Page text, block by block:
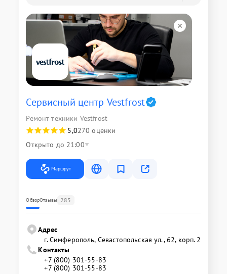
Сервисный центр Vestfrost
Ремонт техники Vestfrost
5,0270 оценки
Открыто до 21:00
Маршрут
ОбзорОтзывы 285
Адрес
г. Симферополь, Севастопольская ул., 62, корп. 2
Контакты
+7 (800) 301-55-83
+7 (800) 301-55-83